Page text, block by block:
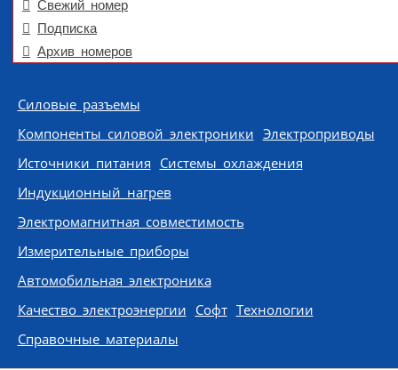
Свежий номер
Подписка
Архив номеров
Skip to content
Силовые разъемы
Компоненты силовой электроники Электроприводы
Источники питания Системы охлаждения
Индукционный нагрев
Электромагнитная совместимость
Измерительные приборы
Автомобильная электроника
Качество электроэнергии Софт Технологии
Справочные материалы